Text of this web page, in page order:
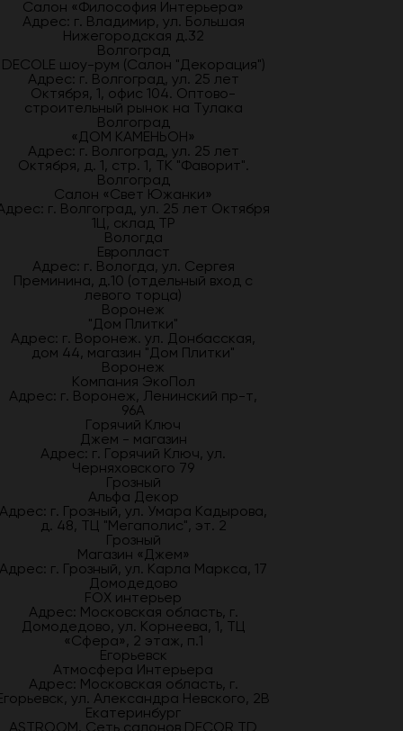
Салон «Философия Интерьера»
Адрес: г. Владимир, ул. Большая
Нижегородская д.32
Волгоград
DECOLE шоу-рум (Салон "Декорация")
Адрес: г. Волгоград, ул. 25 лет
Октября, 1, офис 104. Оптово-
строительный рынок на Тулака
Волгоград
«ДОМ КАМЕНЬОН»
Адрес: г. Волгоград, ул. 25 лет
Октября, д. 1, стр. 1, ТК "Фаворит".
Волгоград
Салон «Свет Южанки»
г. Волгоград, ул. 25 лет Октября
1Ц, склад ТР
Вологда
Европласт
Адрес: г. Вологда, ул. Сергея
Преминина, д.10 (отдельный вход с
левого торца)
Воронеж
"Дом Плитки"
Адрес: г. Воронеж. ул. Донбасская,
дом 44, магазин "Дом Плитки"
Воронеж
Компания ЭкоПол
Адрес: г. Воронеж, Ленинский пр-т,
96А
Горячий Ключ
Джем - магазин
Адрес: г. Горячий Ключ, ул.
Черняховского 79
Грозный
Альфа Декор
Адрес: г. Грозный, ул. Умара Кадырова,
д. 48, ТЦ "Мегаполис", эт. 2
Грозный
Магазин «Джем»
Адрес: г. Грозный, ул. Карла Маркса, 17
Домодедово
FOX интерьер
Адрес: Московская область, г.
Домодедово, ул. Корнеева, 1, ТЦ
«Сфера», 2 этаж, п.1
Егорьевск
Атмосфера Интерьера
Адрес: Московская область, г.
ул. Александра Невского, 2В
Екатеринбург
ASTROOM. Сеть салонов DECOR TD